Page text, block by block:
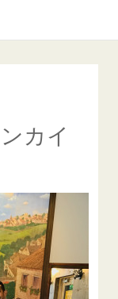
理とおいしい紅茶のお
カイ